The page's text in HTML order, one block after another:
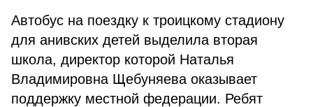
Автобус на поездку к троицкому стадиону
для анивских детей выделила вторая
школа, директор которой Наталья
Владимировна Щебуняева оказывает
поддержку местной федерации. Ребят